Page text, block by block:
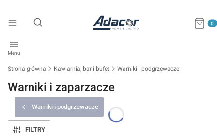
Otwórz wyszukiwarkę
Menu
Strona główna Kawiarnia, bar i bufet Warniki i podgrzewacze
Warniki i zaparzacze
Warniki i podgrzewacze
FILTRY